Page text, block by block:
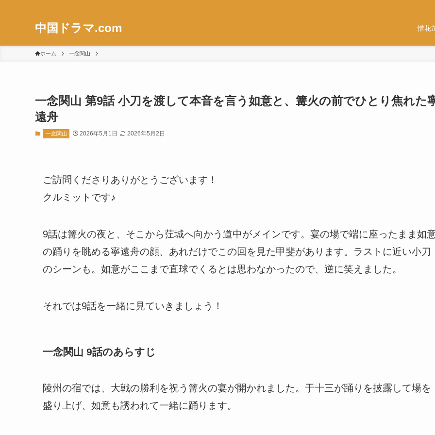
中国ドラマ.com 惜花
ホーム 一念関山
一念関山 第9話 小刀を渡して本音を言う如意と、篝火の前でひとり焦れた
遠舟
一念関山 2026年5月1日 2026年5月2日
ご訪問くださりありがとうございます！
クルミットです♪
9話は篝火の夜と、そこから茳城へ向かう道中がメインです。宴の場で端に座ったまま如
の踊りを眺める寧遠舟の顔、あれだけでこの回を見た甲斐があります。ラストに近い小刀
のシーンも。如意がここまで直球でくるとは思わなかったので、逆に笑えました。
それでは9話を一緒に見ていきましょう！
一念関山 9話のあらすじ
陵州の宿では、大戦の勝利を祝う篝火の宴が開かれました。于十三が踊りを披露して場を
盛り上げ、如意も誘われて一緒に踊ります。